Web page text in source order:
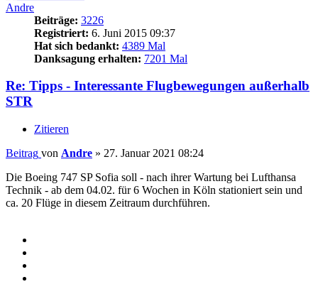
Andre
Beiträge: 3226
Registriert: 6. Juni 2015 09:37
Hat sich bedankt: 4389 Mal
Danksagung erhalten: 7201 Mal
Re: Tipps - Interessante Flugbewegungen außerhalb
STR
Zitieren
Beitrag von Andre » 27. Januar 2021 08:24
Die Boeing 747 SP Sofia soll - nach ihrer Wartung bei Lufthansa
Technik - ab dem 04.02. für 6 Wochen in Köln stationiert sein und
ca. 20 Flüge in diesem Zeitraum durchführen.